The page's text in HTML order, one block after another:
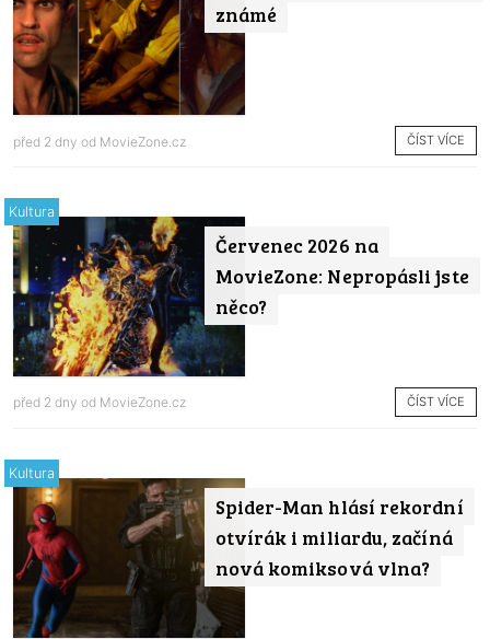
známé
před 2 dny od MovieZone.cz ČÍST VÍCE
Červenec 2026 na
MovieZone: Nepropásli jste
něco?
Kultura
před 2 dny od MovieZone.cz ČÍST VÍCE
Spider-Man hlásí rekordní
otvírák i miliardu, začíná
nová komiksová vlna?
Kultura